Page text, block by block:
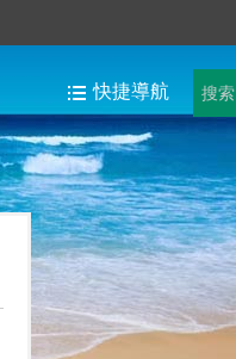
搜索
快捷導航